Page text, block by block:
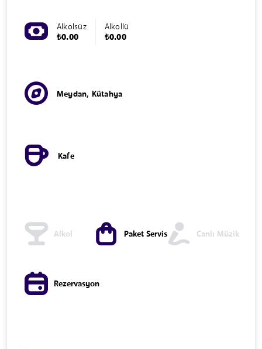
Alkolsüz
₺0.00
Alkollü
₺0.00
Meydan, Kütahya
Kafe
Alkol Paket Servis Canlı Müzik
Rezervasyon